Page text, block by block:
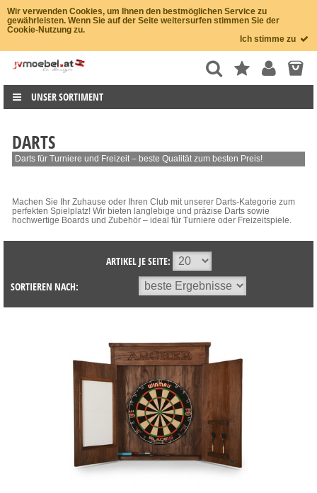
Wir verwenden Cookies, um Ihnen den bestmöglichen Service zu
gewährleisten. Wenn Sie auf der Seite weitersurfen stimmen Sie der
Cookie-Nutzung zu.
Ich stimme zu
UNSER SORTIMENT
DARTS
Darts für Turniere und Freizeit – beste Qualität zum besten Preis!
Machen Sie Ihr Zuhause oder Ihren Club mit unserer Darts-Kategorie zum
perfekten Spielplatz! Wir bieten langlebige und präzise Darts sowie
hochwertige Boards und Zubehör – ideal für Turniere oder Freizeitspiele.
ARTIKEL JE SEITE:
SORTIEREN NACH: